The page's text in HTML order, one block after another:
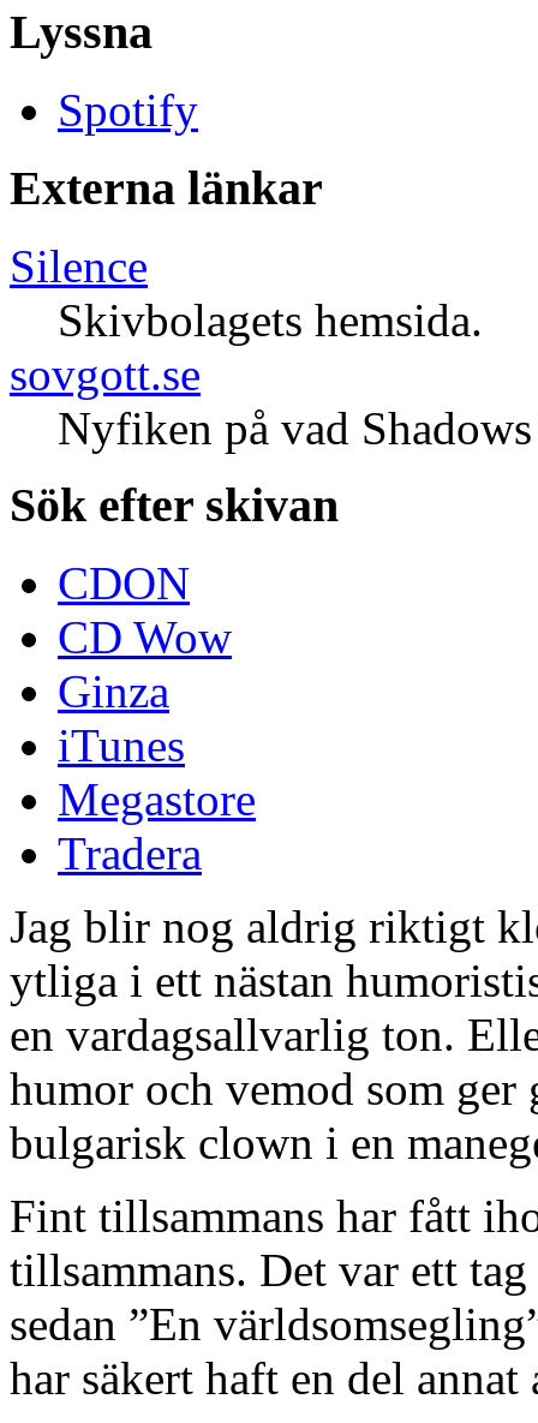
Lyssna
Spotify
Externa länkar
Silence
Skivbolagets hemsida.
sovgott.se
Nyfiken på vad
Sök efter skivan
CDON
CD Wow
Ginza
iTunes
Megastore
Tradera
Jag blir nog aldrig riktigt
ytliga i ett nästan
en vardagsallvarlig ton.
humor och vemod som ger
bulgarisk clown i en
Fint tillsammans har fått
tillsammans. Det var ett
sedan ”En
har säkert haft en del annat